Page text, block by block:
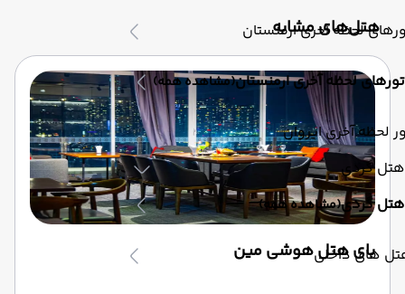
لحظه آخری ارمنستان
تورهای لحظه آخری ارمنستان(مشاهده همه)
لحظه آخری ایروان
هتل گردی
هتل گردی(مشاهده همه)
های داخلی
‌هتل‌های مشابه
بای هتل هوشی مین